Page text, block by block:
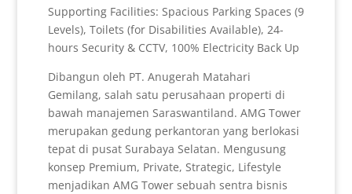
Supporting Facilities: Spacious Parking Spaces (9
Levels), Toilets (for Disabilities Available), 24-
hours Security & CCTV, 100% Electricity Back Up
Dibangun oleh PT. Anugerah Matahari
Gemilang, salah satu perusahaan properti di
bawah manajemen Saraswantiland. AMG Tower
merupakan gedung perkantoran yang berlokasi
tepat di pusat Surabaya Selatan. Mengusung
konsep Premium, Private, Strategic, Lifestyle
menjadikan AMG Tower sebuah sentra bisnis